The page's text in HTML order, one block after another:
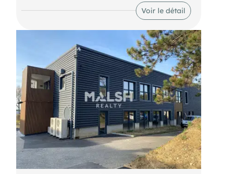
N'hésitez pas à nous contacter pour plus
d'informations.
- Charges annuelles : 10400 € HT
- Taxe foncière : 5200 € Preneur
- Honoraires : 15% HT à la charge du preneur (soit
5 460,00 € HT)
Voir le détail